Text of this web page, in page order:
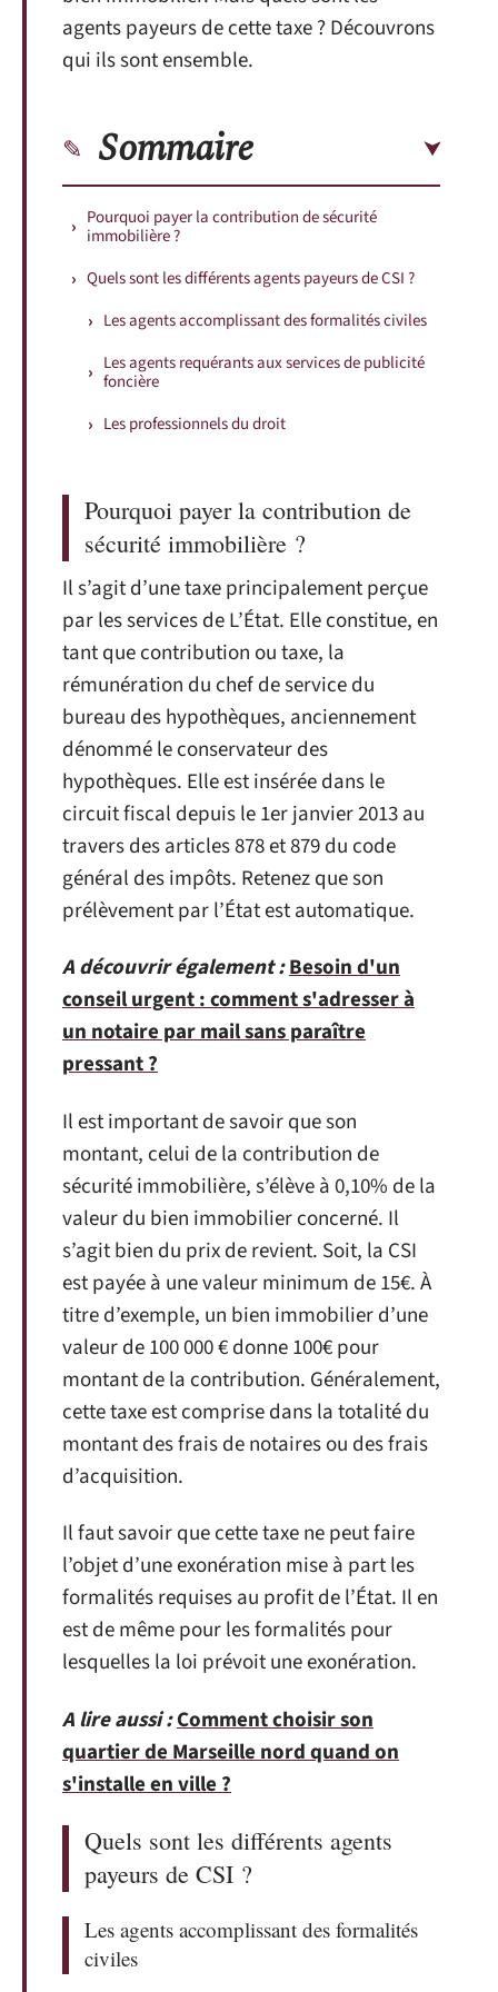
agents payeurs de cette taxe ? Découvrons
qui ils sont ensemble.
Sommaire
Pourquoi payer la contribution de sécurité
immobilière ?
Quels sont les différents agents payeurs de CSI ?
Les agents accomplissant des formalités civiles
Les agents requérants aux services de publicité
foncière
Les professionnels du droit
Pourquoi payer la contribution de
sécurité immobilière ?
Il s’agit d’une taxe principalement perçue
par les services de L’État. Elle constitue, en
tant que contribution ou taxe, la
rémunération du chef de service du
bureau des hypothèques, anciennement
dénommé le conservateur des
hypothèques. Elle est insérée dans le
circuit fiscal depuis le 1erjanvier 2013 au
travers des articles 878 et 879 du code
général des impôts. Retenez que son
prélèvement par l’État est automatique.
A découvrir également :Besoin d'un
conseil urgent : comment s'adresser à
un notaire par mail sans paraître
pressant ?
Il est important de savoir que son
montant, celui de la contribution de
sécurité immobilière, s’élève à 0,10% de la
valeur du bien immobilier concerné. Il
s’agit bien du prix de revient. Soit, la CSI
est payée à une valeur minimum de 15€. À
titre d’exemple, un bien immobilier d’une
valeur de 100 000 € donne 100€ pour
montant de la contribution. Généralement,
cette taxe est comprise dans la totalité du
montant des frais de notaires ou des frais
d’acquisition.
Il faut savoir que cette taxe ne peut faire
l’objet d’une exonération mise à part les
formalités requises au profit de l’État. Il en
est de même pour les formalités pour
lesquelles la loi prévoit une exonération.
A lire aussi :Comment choisir son
quartier de Marseille nord quand on
s'installe en ville ?
Quels sont les différents agents
payeurs de CSI ?
Les agents accomplissant des formalités
civiles